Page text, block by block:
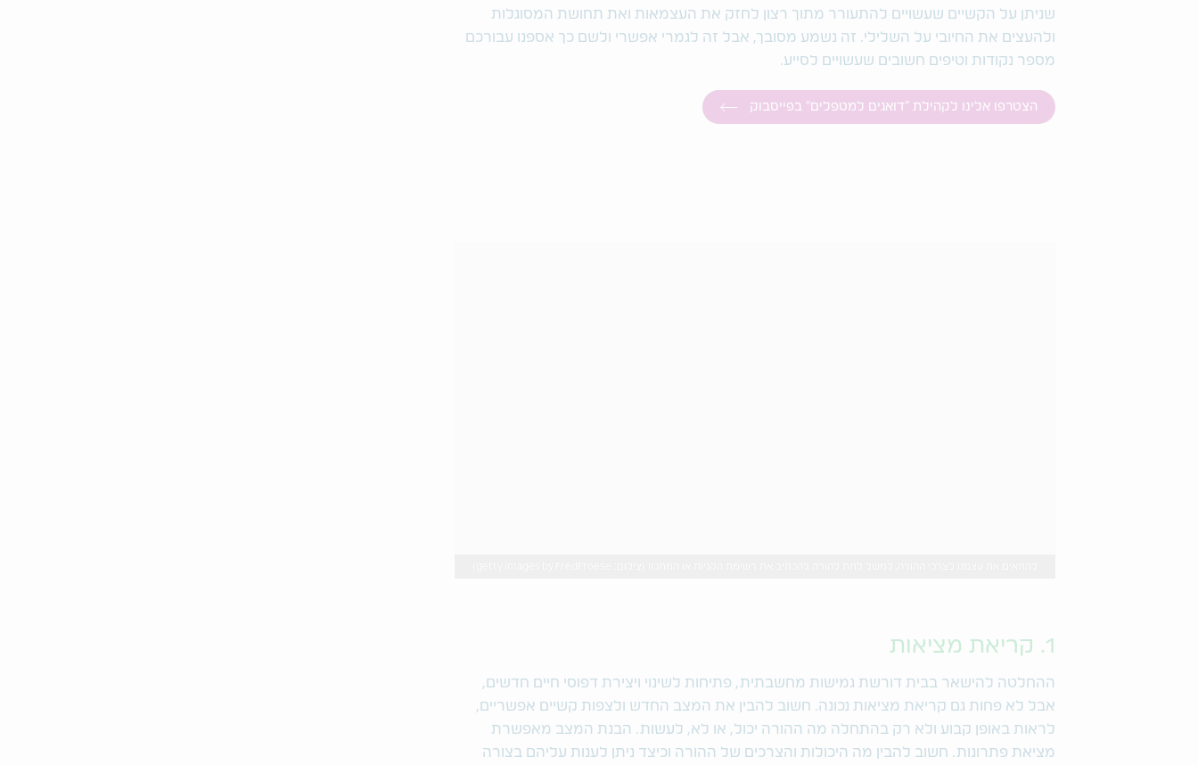
שניתן על הקשיים שעשויים להתעורר מתוך רצון לחזק את העצמאות ואת תחושת המסוגלות
ולהעצים את החיובי על השלילי. זה נשמע מסובך, אבל זה לגמרי אפשרי ולשם כך אספנו עבורכם
מספר נקודות וטיפים חשובים שעשויים לסייע.
הצטרפו אלינו לקהילת "דואגים למטפלים" בפייסבוק
1. קריאת מציאות
ההחלטה להישאר בבית דורשת גמישות מחשבתית, פתיחות לשינוי ויצירת דפוסי חיים חדשים,
אבל לא פחות גם קריאת מציאות נכונה. חשוב להבין את המצב החדש ולצפות קשיים אפשריים,
לראות באופן קבוע ולא רק בהתחלה מה ההורה יכול, או לא, לעשות. הבנת המצב מאפשרת
מציאת פתרונות. חשוב להבין מה היכולות והצרכים של ההורה וכיצד ניתן לענות עליהם בצורה